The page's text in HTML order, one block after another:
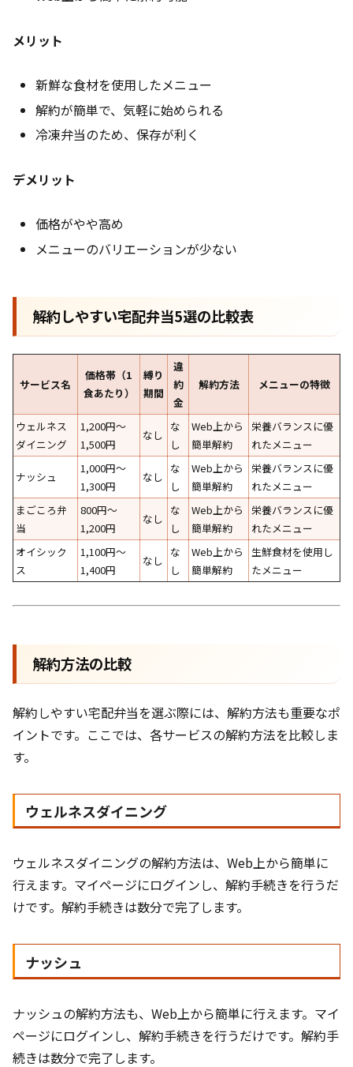
メリット
新鮮な食材を使用したメニュー
解約が簡単で、気軽に始められる
冷凍弁当のため、保存が利く
デメリット
価格がやや高め
メニューのバリエーションが少ない
解約しやすい宅配弁当5選の比較表
サービス名
価格帯（1
食あたり）
縛り
期間
違
約
金
解約方法 メニューの特徴
ウェルネス
ダイニング
1,200円〜
1,500円
なし
な
し
Web上から
簡単解約
栄養バランスに優
れたメニュー
ナッシュ
1,000円〜
1,300円
なし
な
し
Web上から
簡単解約
栄養バランスに優
れたメニュー
まごころ弁
当
800円〜
1,200円
なし
な
し
Web上から
簡単解約
栄養バランスに優
れたメニュー
オイシック
ス
1,100円〜
1,400円
なし
な
し
Web上から
簡単解約
生鮮食材を使用し
たメニュー
解約方法の比較
解約しやすい宅配弁当を選ぶ際には、解約方法も重要なポ
イントです。ここでは、各サービスの解約方法を比較しま
す。
ウェルネスダイニング
ウェルネスダイニングの解約方法は、Web上から簡単に
行えます。マイページにログインし、解約手続きを行うだ
けです。解約手続きは数分で完了します。
ナッシュ
ナッシュの解約方法も、Web上から簡単に行えます。マイ
ページにログインし、解約手続きを行うだけです。解約手
続きは数分で完了します。